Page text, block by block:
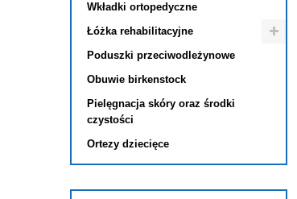
Wkładki ortopedyczne
Łóżka rehabilitacyjne
Poduszki przeciwodleżynowe
Obuwie birkenstock
Pielęgnacja skóry oraz środki
czystości
Ortezy dziecięce